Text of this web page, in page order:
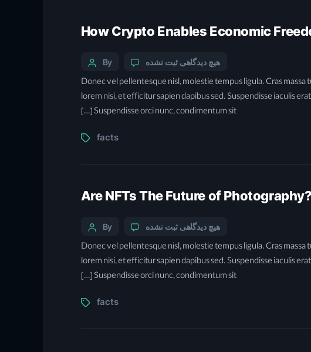
How Crypto Enables Economic
By هیچ دیدگاهیثبت نشده
Donec vel pellentesque nisl, molestie tempus ligula. Cras
lorem nisi, et efficitur sapien dapibus sed. Suspendisse iaculis
Suspendisse orci nunc, condimentum sit […]
facts
Are NFTs The Future of Photography?
By هیچ دیدگاهیثبت نشده
Donec vel pellentesque nisl, molestie tempus ligula. Cras
lorem nisi, et efficitur sapien dapibus sed. Suspendisse iaculis
Suspendisse orci nunc, condimentum sit […]
facts